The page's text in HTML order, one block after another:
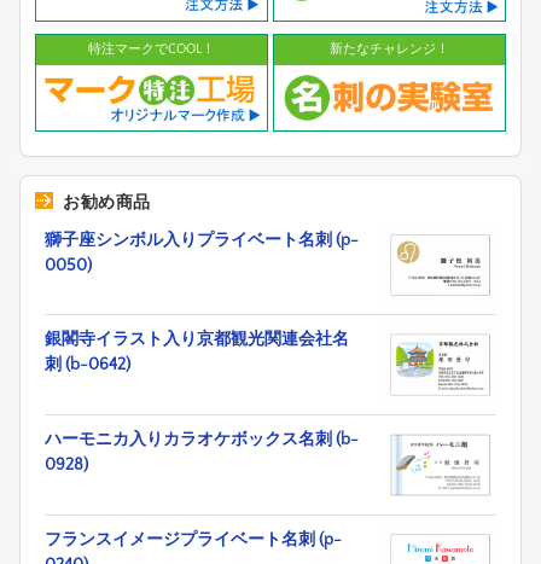
特注マークでCOOL！ 新たなチャレンジ！
お勧め商品
獅子座シンボル入りプライベート名刺 (p-
0050)
銀閣寺イラスト入り京都観光関連会社名
刺 (b-0642)
ハーモニカ入りカラオケボックス名刺 (b-
0928)
フランスイメージプライベート名刺 (p-